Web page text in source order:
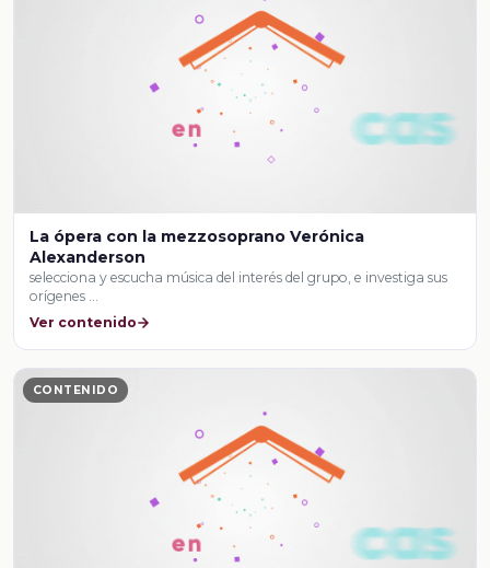
La ópera con la mezzosoprano Verónica
Alexanderson
selecciona y escucha música del interés del grupo, e investiga sus
orígenes …
Ver contenido
CONTENIDO